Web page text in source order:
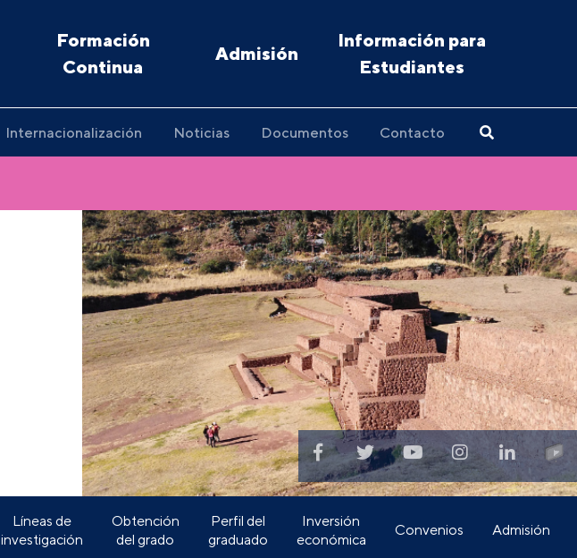
Formación
Continua
Admisión
Información para
Estudiantes
Internacionalización Noticias Documentos Contacto
Líneas de
investigación
Obtención
del grado
Perfil del
graduado
Inversión
económica
Convenios Admisión